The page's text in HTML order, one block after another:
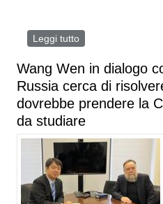
Leggi tutto
l’egemonia
Wang Wen in dialogo
Russia cerca di
dovrebbe prendere la
da studiare